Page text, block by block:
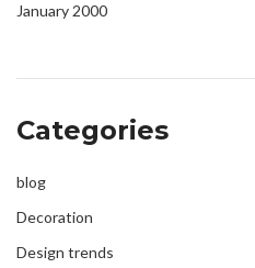
January 2000
Categories
blog
Decoration
Design trends